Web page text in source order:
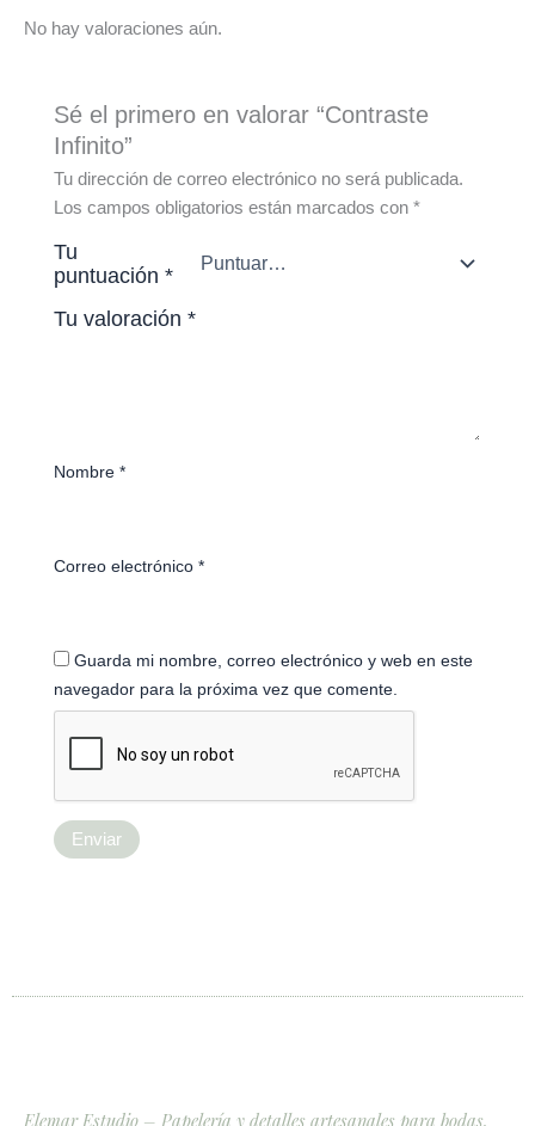
No hay valoraciones aún.
Sé el primero en valorar “Contraste
Infinito”
Tu dirección de correo electrónico no será publicada.
Los campos obligatorios están marcados con*
Tu
puntuación*
Tu valoración*
Nombre*
Correo electrónico*
Guarda mi nombre, correo electrónico y web en este
navegador para la próxima vez que comente.
Elemar Estudio – Papelería y detalles artesanales para bodas.